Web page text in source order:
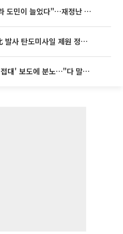
추미애 "복지가 아니라 도민이 늘었다"…재정난 책임론 정면돌파
탄도미사일 제원 정밀분석 중"
박문성, 축구협회 '성 접대' 보도에 분노…"다 말아먹으려고 작정했나"